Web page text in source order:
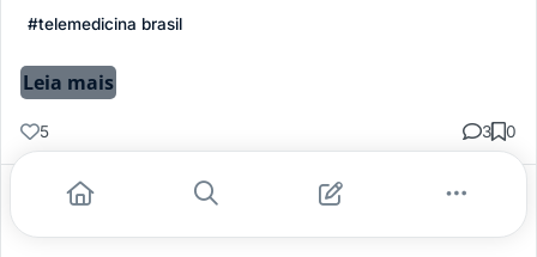
#telemedicina brasil
Leia mais
5 3 0